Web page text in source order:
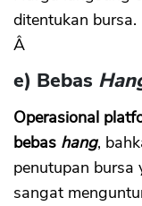
ditentukan bursa.
Â
e) Bebas
Operasional
bebas hang,
penutupan bursa
sangat